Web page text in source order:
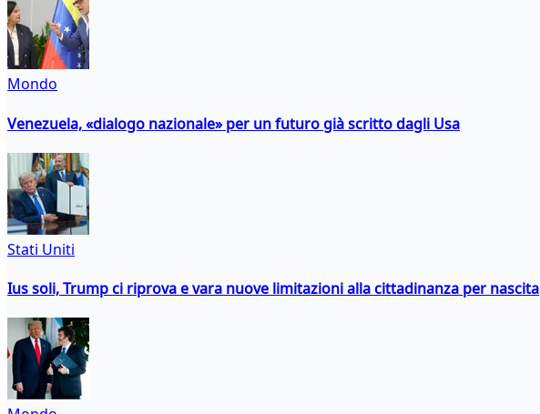
Mondo
Venezuela, «dialogo nazionale» per un futuro già scritto dagli Usa
Stati Uniti
Ius soli, Trump ci riprova e vara nuove limitazioni alla cittadinanza per nascita